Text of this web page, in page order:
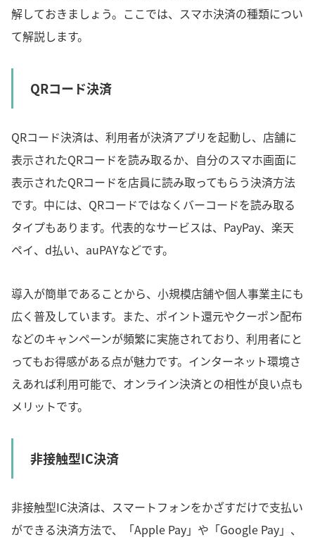
解しておきましょう。ここでは、スマホ決済の種類につい
て解説します。
QRコード決済
QRコード決済は、利用者が決済アプリを起動し、店舗に
表示されたQRコードを読み取るか、自分のスマホ画面に
表示されたQRコードを店員に読み取ってもらう決済方法
です。中には、QRコードではなくバーコードを読み取る
タイプもあります。代表的なサービスは、PayPay、楽天
ペイ、d払い、auPAYなどです。
導入が簡単であることから、小規模店舗や個人事業主にも
広く普及しています。また、ポイント還元やクーポン配布
などのキャンペーンが頻繁に実施されており、利用者にと
ってもお得感がある点が魅力です。インターネット環境さ
えあれば利用可能で、オンライン決済との相性が良い点も
メリットです。
非接触型IC決済
非接触型IC決済は、スマートフォンをかざすだけで支払い
ができる決済方法で、「Apple Pay」や「Google Pay」、